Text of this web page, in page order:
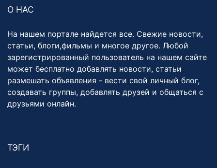
О НАС
На нашем портале найдется все. Свежие новости,
статьи, блоги,фильмы и многое другое. Любой
зарегистрированный пользователь на нашем сайте
может бесплатно добавлять новости, статьи
размешать объявления - вести свой личный блог,
создавать группы, добавлять друзей и общаться с
друзьями онлайн.
ТЭГИ